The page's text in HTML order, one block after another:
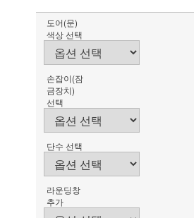
도어(문)
색상 선택
손잡이(잠
금장치)
선택
단수 선택
라운딩창
추가